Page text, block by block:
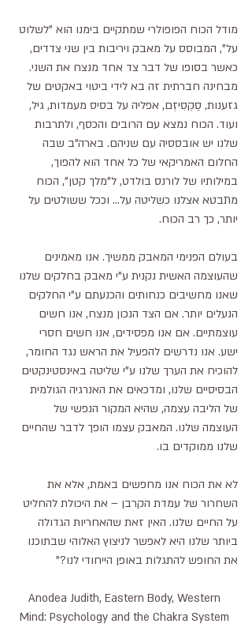
מודל הכוח הפופולרי שמתקיים בימנו הוא "לשלוט
על", המבוסס על מאבק ויריבות בין שני צדדים,
כאשר בסופו של דבר צד אחד מנצח את השני.
מבחינה חברתית זה בא לידי ביטוי באקטים של
גזענות, סֶקְסִיזְם, אפליה על בסיס מעמדות, גיל,
ועוד. הכוח נמצא עם הרובים והכסף, ולתרבות
שלנו יש אובססיה עם שניהם. בארה"ב שבה
החלום האמריקאי של כל אחד הוא להפוך,
במילותיו של לורנס בולדט, ל"מלך קטן", הכוח
מתבטא אצלנו כשליטה על... וככל ששולטים על
יותר, כך רב הכוח.
בעולם הפנימי המאבק ממשיך. אנו מאמינים
שהעוצמה האשית נקנית ע"י מאבק בחלקים שלנו
שאנו מחשיבים כנחותים והכנעתם ע"י החלקים
הנעלים יותר. אם הצד הנכון מנצח, אנו חשים
עוצמתיים. אם אנו מפסידים, אנו חשים חסרי
ישע. אנו נדרשים להפעיל את הראש נגד החומר,
להוכיח את הערך שלנו ע"י שליטה באינסטינקטים
הבסיסיים שלנו, ומדכאים את האנרגיה הגולמית
של הליבה עצמה, שהיא המקור הנפשי של
העוצמה שלנו. המאבק עצמו הופך לדבר שהחיים
שלנו ממוקדים בו.
לא את הכוח אנו מחפשים באמת, אלא את
השחרור של עמדת הקרבן – את היכולת להחליט
על החיים שלנו. האין זאת שהאחריות הגדולה
ביותר שלנו היא לאפשר לניצוץ האלוהי שבתוכנו
את החופש להתגלות באופן הייחודי לנו?"
Anodea Judith, Eastern Body, Western
Mind: Psychology and the Chakra System